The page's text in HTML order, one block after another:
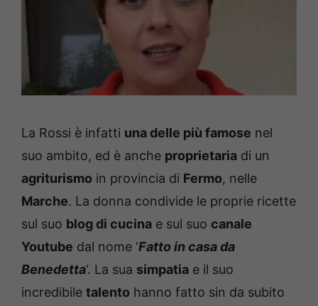
La Rossi è infatti una delle più famose nel
suo ambito, ed è anche proprietaria di un
agriturismo in provincia di Fermo, nelle
Marche. La donna condivide le proprie ricette
sul suo blog di cucina e sul suo canale
Youtube dal nome ‘Fatto in casa da
Benedetta‘. La sua simpatia e il suo
incredibile talento hanno fatto sin da subito